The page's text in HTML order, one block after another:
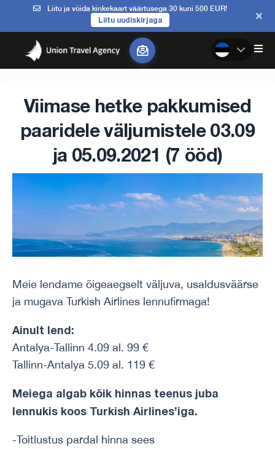
Liitu ja võida kinkekaart väärtusega 30 kuni 500 EUR!
Liitu uudiskirjaga
Viimase hetke pakkumised
paaridele väljumistele 03.09
ja 05.09.2021 (7 ööd)
Meie lendame õigeaegselt väljuva, usaldusväärse
ja mugava Turkish Airlines lennufirmaga!
Ainult lend:
Antalya-Tallinn 4.09 al. 99 €
Tallinn-Antalya 5.09 al. 119 €
Meiega algab kõik hinnas teenus juba
lennukis koos Turkish Airlines’iga.
-Toitlustus pardal hinna sees